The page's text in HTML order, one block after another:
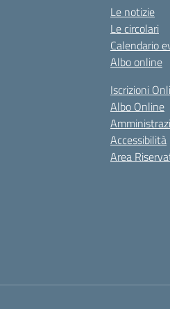
Le notizie
Le circolari
Calendario
Albo online
Iscrizioni
Albo Online
Accessibilità
Area